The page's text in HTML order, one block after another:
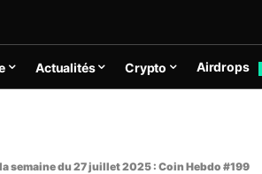
Actualités Crypto Airdrops
semaine du 27 juillet 2025 : Coin Hebdo #199